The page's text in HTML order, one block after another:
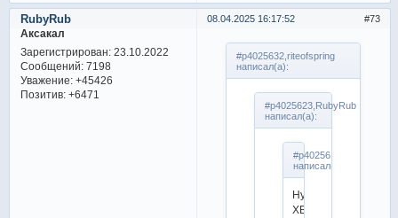
73
08.04.2025 16:17:52
RubyRub
Аксакал
Зарегистрирован: 23.10.2022
Сообщений:7198
Уважение: +45426
Позитив: +6471
#p4025632,riteofspring
написал(а):
#p4025623,RubyRub
написал(а):
#p4025617,riteofspring
написал(а):
Ну
ХБ